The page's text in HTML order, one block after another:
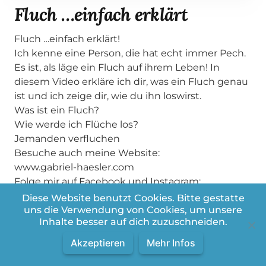
Fluch …einfach erklärt
Fluch …einfach erklärt!
Ich kenne eine Person, die hat echt immer Pech.
Es ist, als läge ein Fluch auf ihrem Leben! In
diesem Video erkläre ich dir, was ein Fluch genau
ist und ich zeige dir, wie du ihn loswirst.
Was ist ein Fluch?
Wie werde ich Flüche los?
Jemanden verfluchen
Besuche auch meine Website:
www.gabriel-haesler.com
Folge mir auf Facebook und Instagram:
www.facebook.com/gabrielhaesler
Instagram: gabriel_haesler
Diese Website benutzt Cookies. Bitte gestatte
uns die Verwendung von Cookies, um unsere
Inhalte besser auf dich zuzuschneiden.
Akzeptieren Mehr Infos